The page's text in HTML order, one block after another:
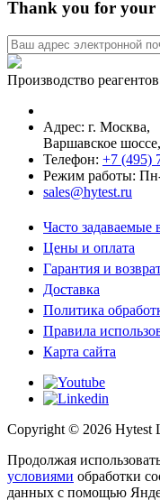
Thank you for your
Производство
Адрес: г. Москва,
Варшавское
Телефон: +7 (495)
Режим работы:
sales@hytest.ru
Часто задаваемые
Цены и оплата
Гарантия и
Доставка
Политика
Правила
Карта сайта
Copyright © 2026 Hytest
Продолжая
условиями обработки
данных с помощью